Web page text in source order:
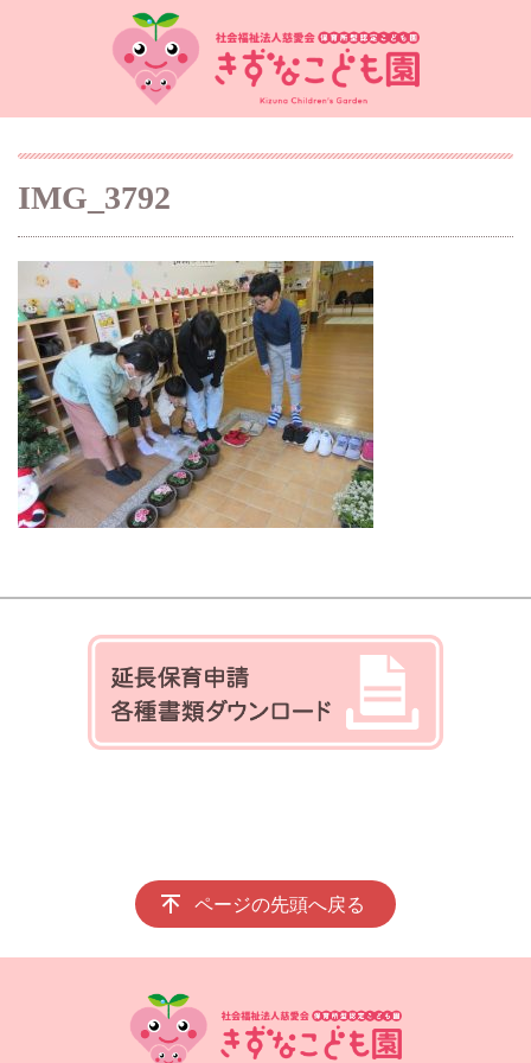
IMG_3792
ページの先頭へ戻る